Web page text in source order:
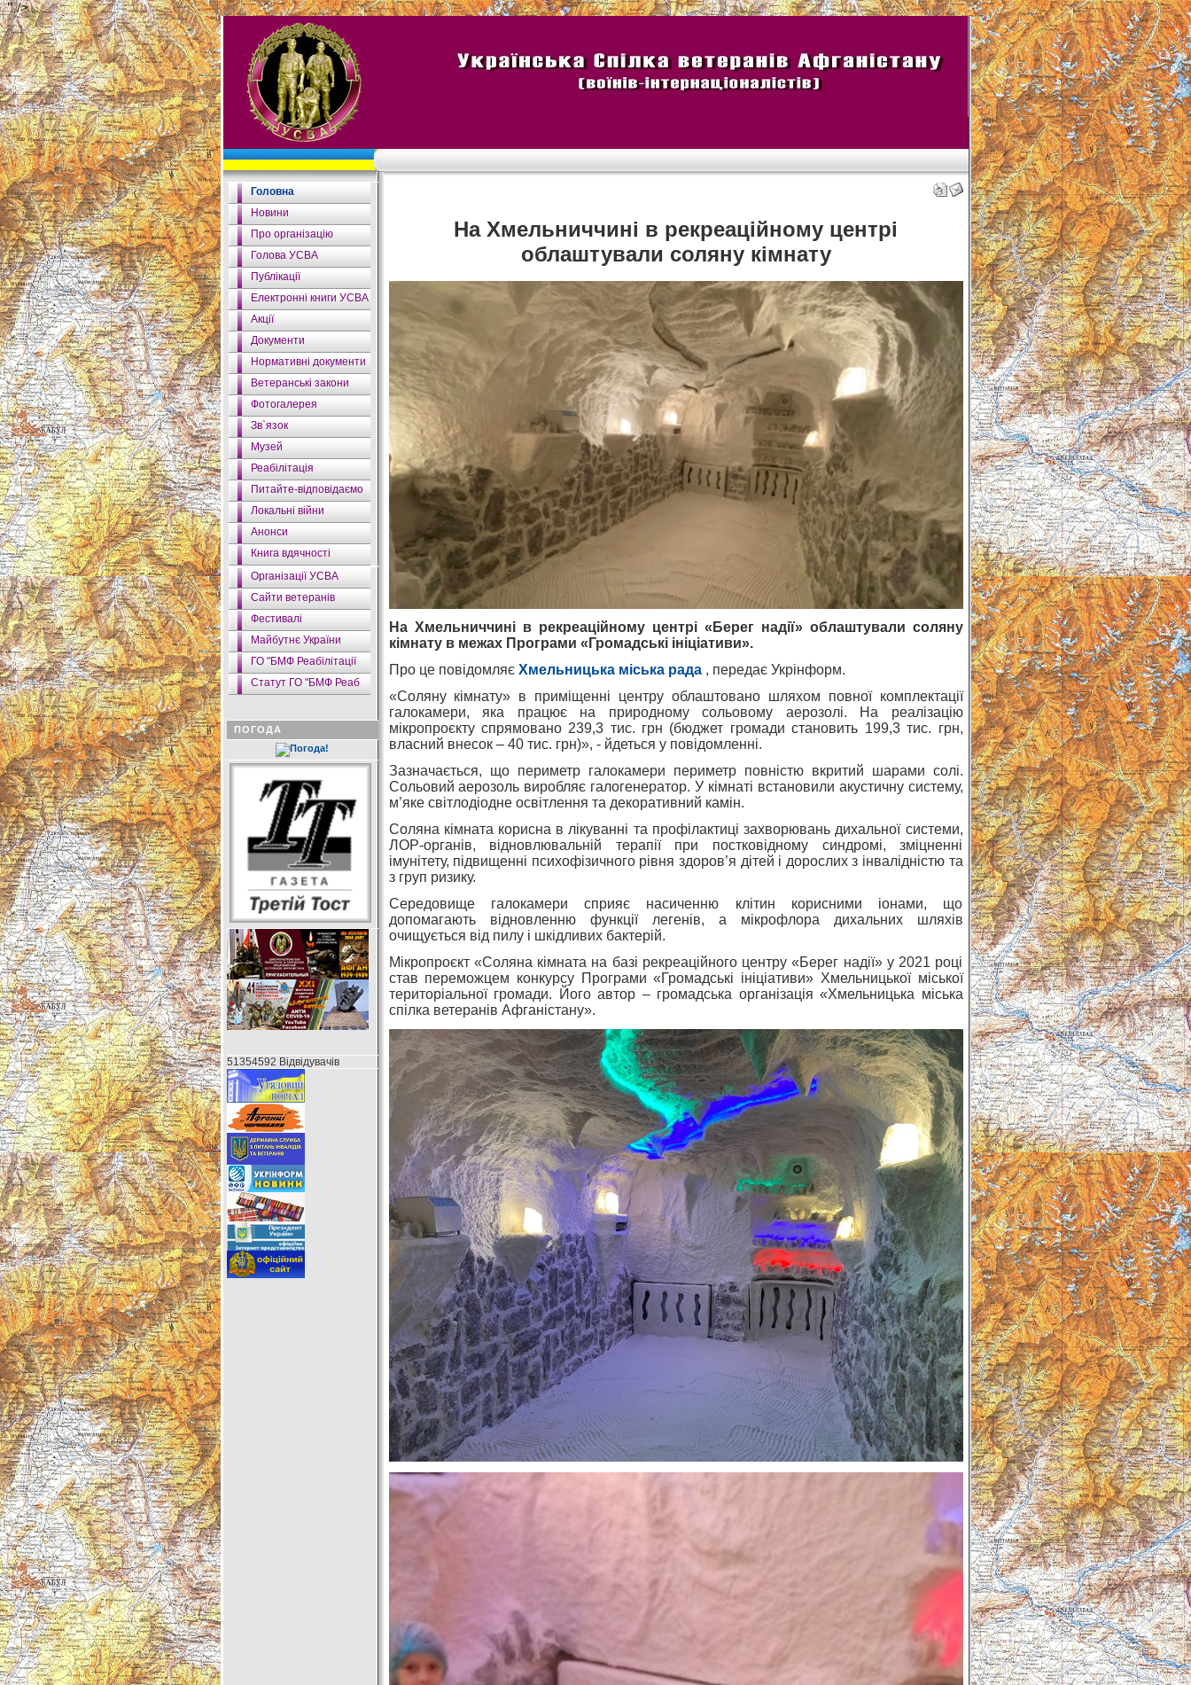
" />
Головна
Новини
Про організацію
Голова УСВА
Публікації
Електронні книги УСВА
Акції
Документи
Нормативні документи
Ветеранські закони
Фотогалерея
Зв`язок
Музей
Реабілітація
Питайте-відповідаємо
Локальні війни
Анонси
Книга вдячності
Організації УСВА
Сайти ветеранів
Фестивалі
Майбутнє України
ГО "БМФ Реабілітації
Статут ГО "БМФ Реаб
ПОГОДА
51354592 Відвідувачів
На Хмельниччині в рекреаційному центрі
облаштували соляну кімнату
На Хмельниччині в рекреаційному центрі «Берег надії» облаштували соляну
кімнату в межах Програми «Громадські ініціативи».
Про це повідомляє Хмельницька міська рада, передає Укрінформ.
«Соляну кімнату» в приміщенні центру облаштовано шляхом повної комплектації
галокамери, яка працює на природному сольовому аерозолі. На реалізацію
мікропроєкту спрямовано 239,3 тис. грн (бюджет громади становить 199,3 тис. грн,
власний внесок – 40 тис. грн)», - йдеться у повідомленні.
Зазначається, що периметр галокамери периметр повністю вкритий шарами солі.
Сольовий аерозоль виробляє галогенератор. У кімнаті встановили акустичну систему,
м’яке світлодіодне освітлення та декоративний камін.
Соляна кімната корисна в лікуванні та профілактиці захворювань дихальної системи,
ЛОР-органів, відновлювальній терапії при постковідному синдромі, зміцненні
імунітету, підвищенні психофізичного рівня здоров’я дітей і дорослих з інвалідністю та
з груп ризику.
Середовище галокамери сприяє насиченню клітин корисними іонами, що
допомагають відновленню функції легенів, а мікрофлора дихальних шляхів
очищується від пилу і шкідливих бактерій.
Мікропроєкт «Соляна кімната на базі рекреаційного центру «Берег надії» у 2021 році
став переможцем конкурсу Програми «Громадські ініціативи» Хмельницької міської
територіальної громади. Його автор – громадська організація «Хмельницька міська
спілка ветеранів Афганістану».